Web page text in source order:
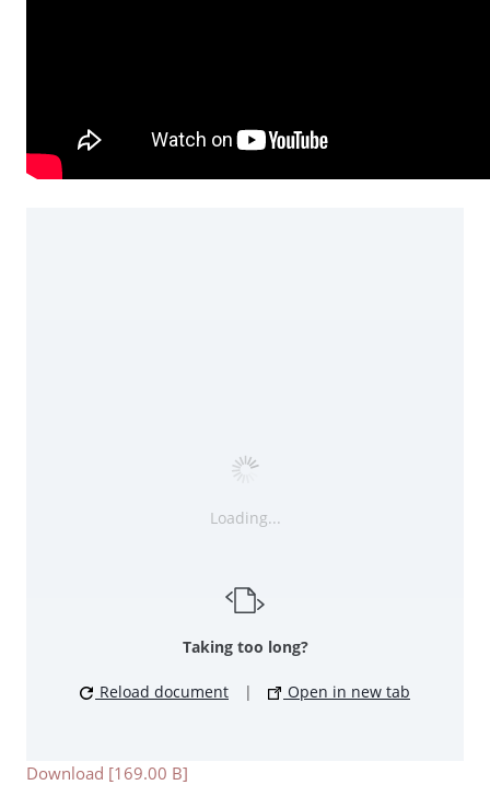
Loading...
Taking too long?
Reload document | Open in new tab
Download [169.00 B]